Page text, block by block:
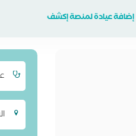
إضافة عيادة لمنصة إكشف